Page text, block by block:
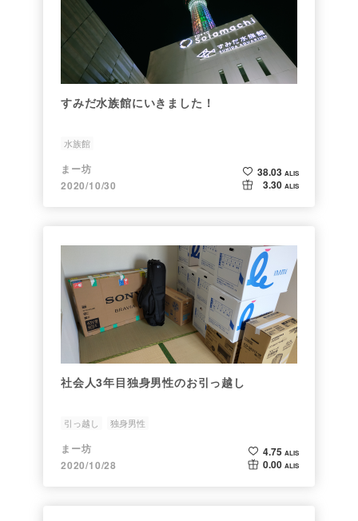
すみだ水族館にいきました！
水族館
まー坊
2020/10/30
38.03 ALIS
3.30 ALIS
社会人3年目独身男性のお引っ越し
引っ越し 独身男性
まー坊
2020/10/28
4.75 ALIS
0.00 ALIS